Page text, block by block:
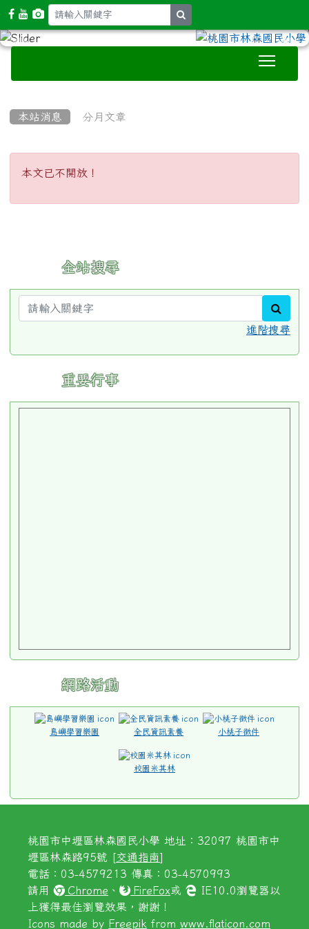
本站消息 分月文章
本文已不開放！
全站搜尋
進階搜尋
重要行事
網路活動
島嶼學習樂園 全民資訊素養 小桃子徵件
校園米其林
桃園市中壢區林森國民小學 地址：32097 桃園市中
壢區林森路95號 [交通指南]
電話：03-4579213 傳真：03-4570993
請用
Chrome 、 FireFox或
IE10.0瀏覽器以
上獲得最佳瀏覽效果，謝謝！
Icons made by Freepik from www.flaticon.com